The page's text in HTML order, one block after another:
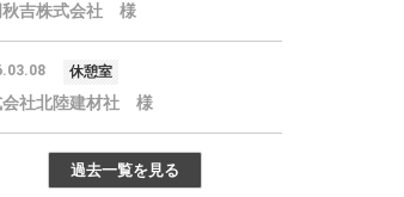
秋吉株式会社 様
休憩室
会社北陸建材社 様
過去一覧を見る